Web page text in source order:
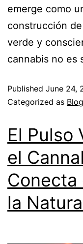
emerge como
construcción
verde y
cannabis no es
Published June 24,
Categorized as Blog
El Pulso
el
Conecta
la